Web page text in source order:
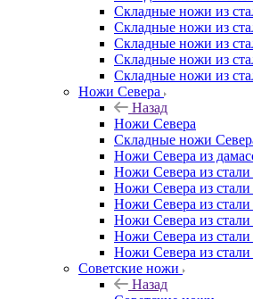
Складные ножи из
Складные ножи из
Складные ножи из
Складные ножи из
Складные ножи из
Ножи Севера
Назад
Ножи Севера
Складные ножи
Ножи Севера из
Ножи Севера из стали
Ножи Севера из
Ножи Севера из
Ножи Севера из
Ножи Севера из
Ножи Севера из
Советские ножи
Назад